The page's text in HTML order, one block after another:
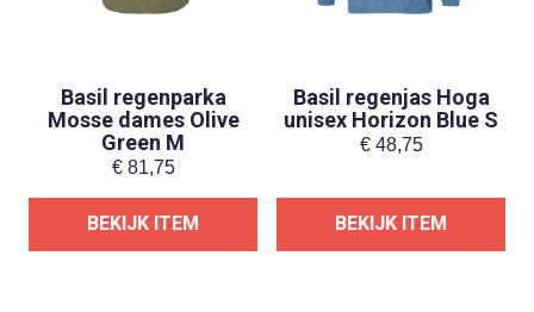
Basil regenparka
Mosse dames Olive
Green M
€81,75
BEKIJK ITEM
Basil regenjas Hoga
unisex Horizon Blue S
€48,75
BEKIJK ITEM